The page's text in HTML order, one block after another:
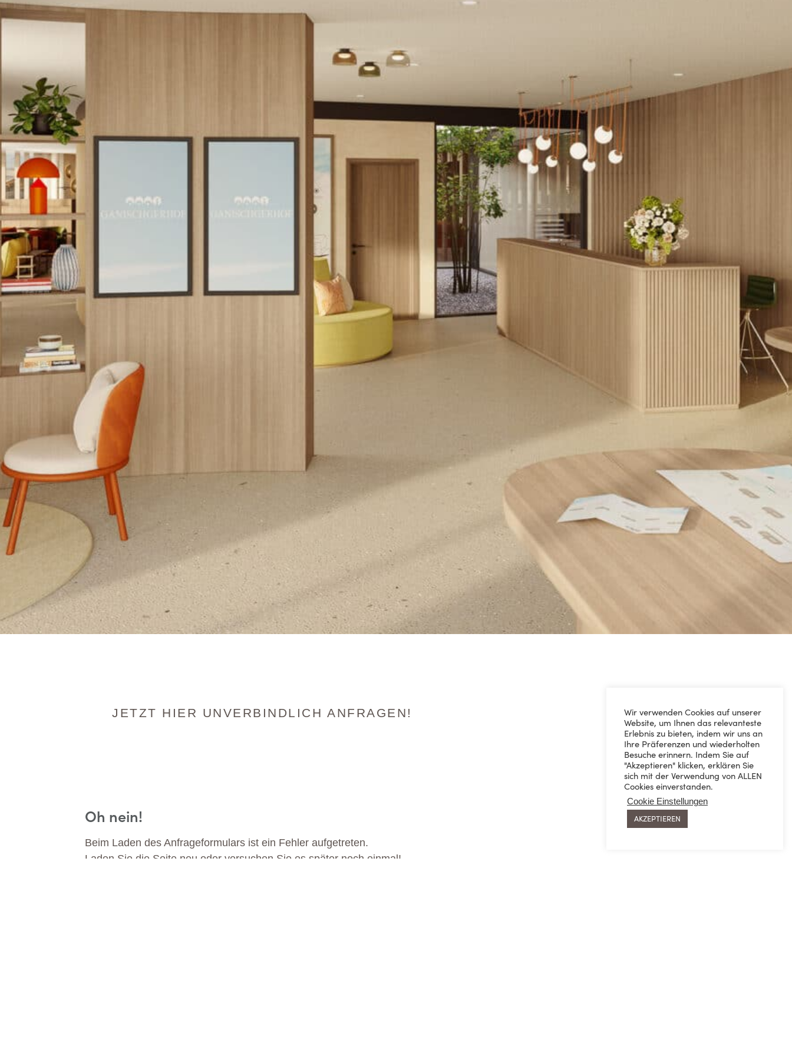
JETZT HIER UNVERBINDLICH ANFRAGEN!
Oh nein!
Beim Laden des Anfrageformulars ist ein Fehler aufgetreten.
Laden Sie die Seite neu oder versuchen Sie es später noch einmal!
Wir verwenden Cookies auf unserer
Website, um Ihnen das relevanteste
Erlebnis zu bieten, indem wir uns an
Ihre Präferenzen und wiederholten
Besuche erinnern. Indem Sie auf
"Akzeptieren" klicken, erklären Sie
sich mit der Verwendung von ALLEN
Cookies einverstanden.
Cookie Einstellungen
AKZEPTIEREN